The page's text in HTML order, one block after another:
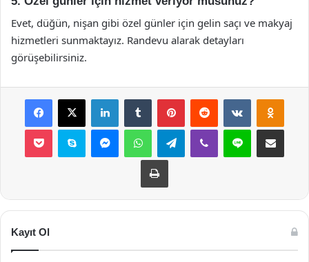
Evet, düğün, nişan gibi özel günler için gelin saçı ve makyaj
hizmetleri sunmaktayız. Randevu alarak detayları
görüşebilirsiniz.
Facebook
X LinkedInTumblr PinterestReddit VKontakte
Pocket Skype MessengerWhatsAppTelegramViber Line E-Posta ile
Yazdır
Kayıt Ol